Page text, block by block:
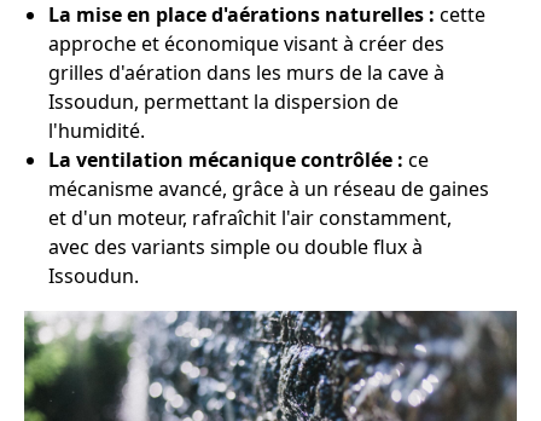
La mise en place d'aérations naturelles : cette
approche et économique visant à créer des
grilles d'aération dans les murs de la cave à
Issoudun, permettant la dispersion de
l'humidité.
La ventilation mécanique contrôlée : ce
mécanisme avancé, grâce à un réseau de gaines
et d'un moteur, rafraîchit l'air constamment,
avec des variants simple ou double flux à
Issoudun.